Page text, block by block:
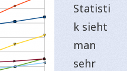
Statisti
k sieht
man
sehr